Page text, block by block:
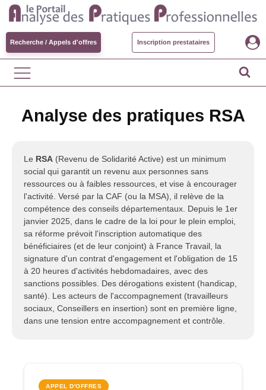
Recherche / Appels d'offres Inscription prestataires
Analyse des pratiques RSA
Le RSA (Revenu de Solidarité Active) est un minimum
social qui garantit un revenu aux personnes sans
ressources ou à faibles ressources, et vise à encourager
l'activité. Versé par la CAF (ou la MSA), il relève de la
compétence des conseils départementaux. Depuis le 1er
janvier 2025, dans le cadre de la loi pour le plein emploi,
sa réforme prévoit l'inscription automatique des
bénéficiaires (et de leur conjoint) à France Travail, la
signature d'un contrat d'engagement et l'obligation de 15
à 20 heures d'activités hebdomadaires, avec des
sanctions possibles. Des dérogations existent (handicap,
santé). Les acteurs de l'accompagnement (travailleurs
sociaux, Conseillers en insertion) sont en première ligne,
dans une tension entre accompagnement et contrôle.
APPEL D'OFFRES